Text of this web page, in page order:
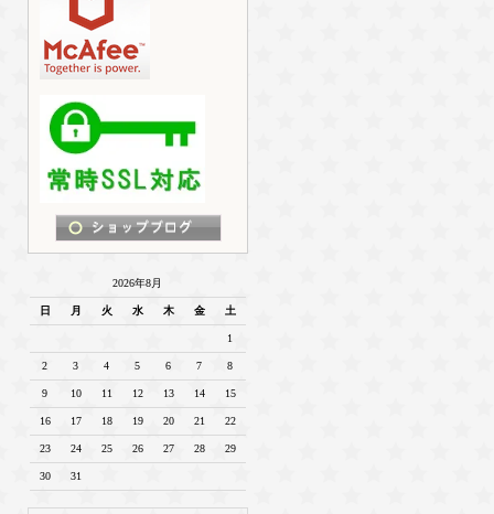
2026年8月
日 月 火 水 木 金 土
1
2 3 4 5 6 7 8
9 10 11 12 13 14 15
16 17 18 19 20 21 22
23 24 25 26 27 28 29
30 31